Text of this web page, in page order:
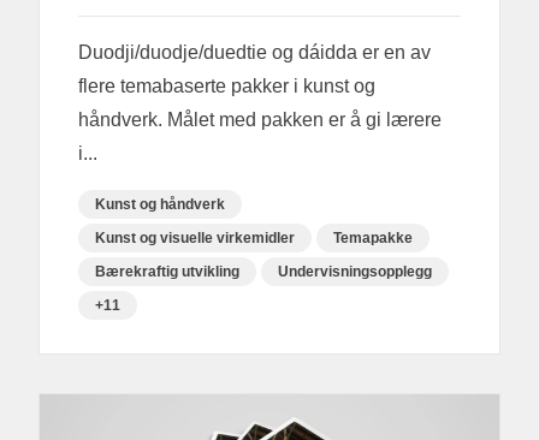
Duodji/duodje/duedtie og dáidda er en av
flere temabaserte pakker i kunst og
håndverk. Målet med pakken er å gi lærere
i...
Kunst og håndverk
Kunst og visuelle virkemidler
Temapakke
Bærekraftig utvikling
Undervisningsopplegg
+11